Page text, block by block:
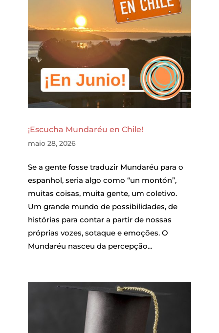
¡Escucha Mundaréu en Chile!
maio 28, 2026
Se a gente fosse traduzir Mundaréu para o
espanhol, seria algo como “un montón”,
muitas coisas, muita gente, um coletivo.
Um grande mundo de possibilidades, de
histórias para contar a partir de nossas
próprias vozes, sotaque e emoções. O
Mundaréu nasceu da percepção...